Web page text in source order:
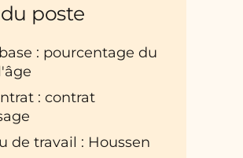
poste
: pourcentage du
: contrat
de travail : Houssen